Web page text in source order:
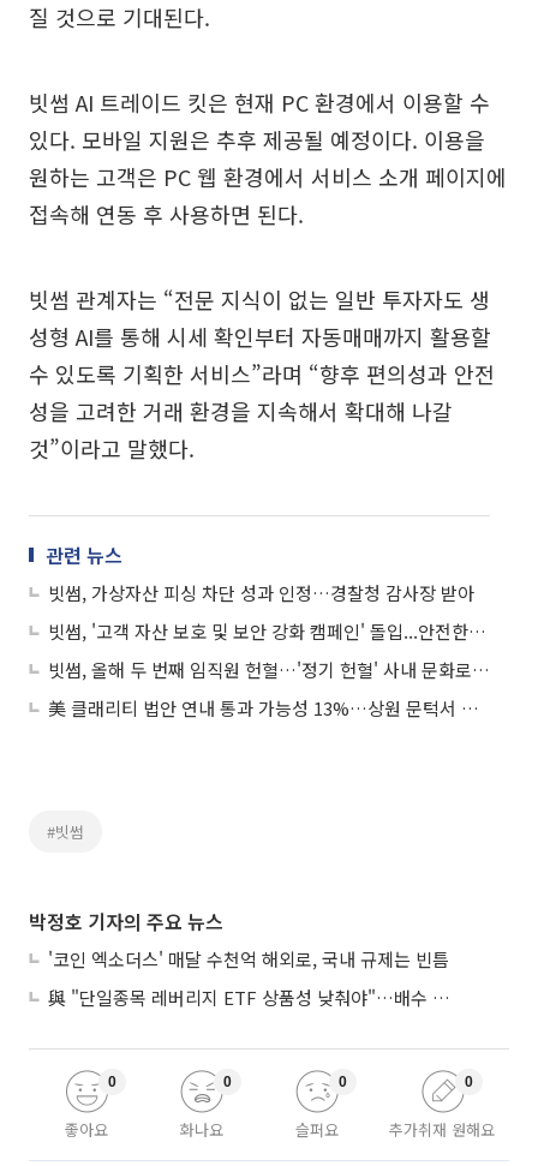
질 것으로 기대된다.
빗썸 AI 트레이드 킷은 현재 PC 환경에서 이용할 수
있다. 모바일 지원은 추후 제공될 예정이다. 이용을
원하는 고객은 PC 웹 환경에서 서비스 소개 페이지에
접속해 연동 후 사용하면 된다.
빗썸 관계자는 “전문 지식이 없는 일반 투자자도 생
성형 AI를 통해 시세 확인부터 자동매매까지 활용할
수 있도록 기획한 서비스”라며 “향후 편의성과 안전
성을 고려한 거래 환경을 지속해서 확대해 나갈
것”이라고 말했다.
관련 뉴스
빗썸, 가상자산 피싱 차단 성과 인정…경찰청 감사장 받아
빗썸, '고객 자산 보호 및 보안 강화 캠페인' 돌입...안전한 거래 환경 조성 주력
빗썸, 올해 두 번째 임직원 헌혈…'정기 헌혈' 사내 문화로 안착
美 클래리티 법안 연내 통과 가능성 13%…상원 문턱서 제동
#빗썸
박정호 기자의 주요 뉴스
'코인 엑소더스' 매달 수천억 해외로, 국내 규제는 빈틈
與 "단일종목 레버리지 ETF 상품성 낮춰야"…배수 조정안도 거론
좋아요
0
화나요
0
슬퍼요
0
추가취재 원해요
0